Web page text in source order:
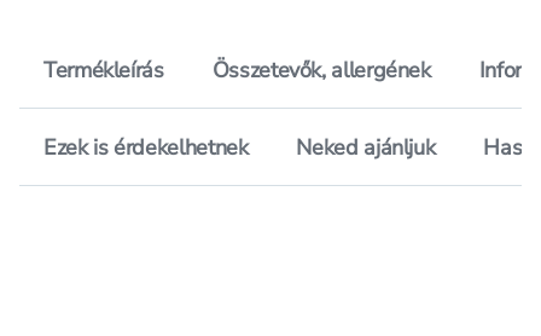
Termékleírás Összetevők, allergének
Ezek is érdekelhetnek Neked ajánljuk